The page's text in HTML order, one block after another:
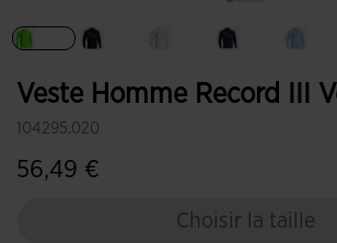
Veste Homme Record III
104295.020
56,49 €
Choisir la taille